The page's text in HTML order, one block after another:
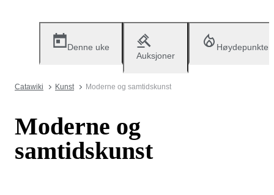
Denne uke
Auksjoner
Høydepunkter
Catawiki Kunst Moderne og samtidskunst
Moderne og
samtidskunst